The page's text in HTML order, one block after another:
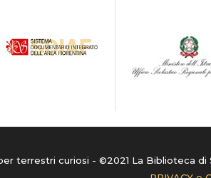
terrestri curiosi - ©2021 La Biblioteca di